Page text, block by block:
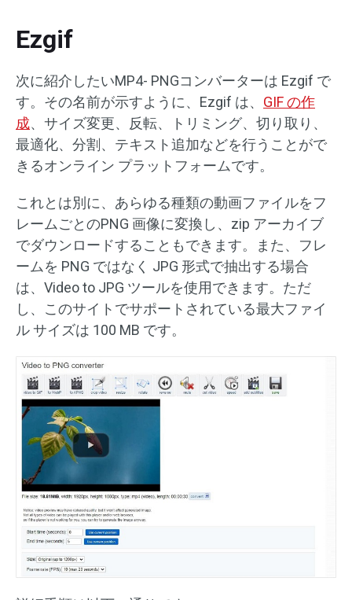
Ezgif
次に紹介したいMP4- PNGコンバーターは Ezgif で
す。その名前が示すように、Ezgif は、 GIF の作
成、サイズ変更、反転、トリミング、切り取り、
最適化、分割、テキスト追加などを行うことがで
きるオンライン プラットフォームです。
これとは別に、あらゆる種類の動画ファイルをフ
レームごとのPNG 画像に変換し、zip アーカイブ
でダウンロードすることもできます。また、フレ
ームを PNG ではなく JPG 形式で抽出する場合
は、Video to JPG ツールを使用できます。ただ
し、このサイトでサポートされている最大ファイ
ル サイズは 100 MB です。